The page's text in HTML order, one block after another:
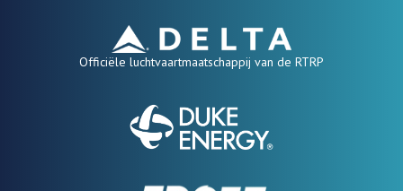
Officiële luchtvaartmaatschappij van de RTRP